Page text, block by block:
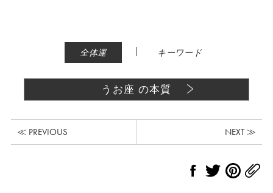
全体運 | キーワード
うお座 の本質
≪ PREVIOUS NEXT ≫